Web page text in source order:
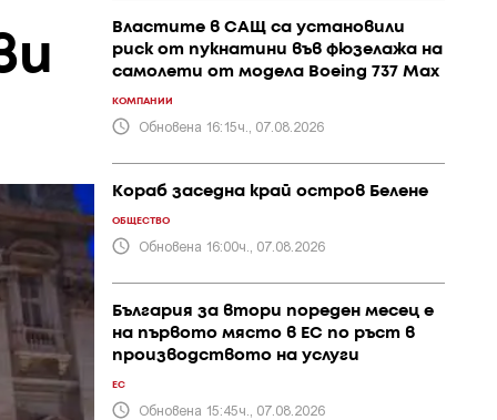
Властите в САЩ са установили
риск от пукнатини във фюзелажа на
самолети от модела Boeing 737 Max
КОМПАНИИ
Обновена 16:15ч., 07.08.2026
Кораб заседна край остров Белене
ОБЩЕСТВО
Обновена 16:00ч., 07.08.2026
България за втори пореден месец е
на първото място в ЕС по ръст в
производството на услуги
ЕС
Обновена 15:45ч., 07.08.2026